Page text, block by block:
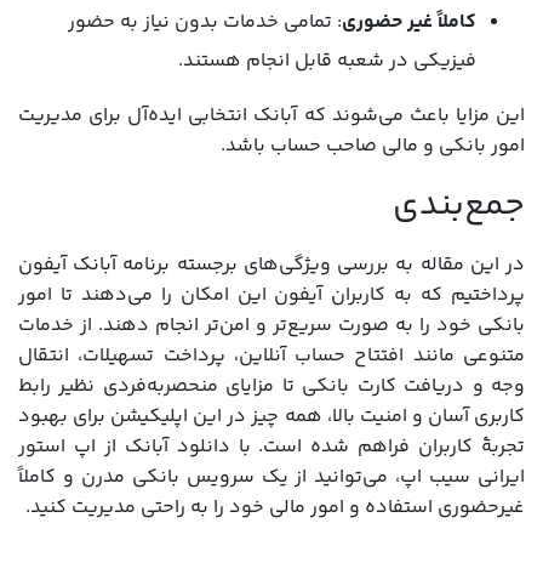
کاملاً غیر حضوری: تمامی خدمات بدون نیاز به حضور
فیزیکی در شعبه قابل انجام هستند.
این مزایا باعث می‌شوند که آبانک انتخابی ایده‌آل برای مدیریت
امور بانکی و مالی صاحب حساب باشد.
جمع‌بندی
در این مقاله به بررسی ویژگی‌های برجسته برنامه آبانک آیفون
پرداختیم که به کاربران آیفون این امکان را می‌دهند تا امور
بانکی خود را به صورت سریع‌تر و امن‌تر انجام دهند. از خدمات
متنوعی مانند افتتاح حساب آنلاین، پرداخت تسهیلات، انتقال
وجه و دریافت کارت بانکی تا مزایای منحصربه‌فردی نظیر رابط
کاربری آسان و امنیت بالا، همه چیز در این اپلیکیشن برای بهبود
تجربۀ کاربران فراهم شده است. با دانلود آبانک از اپ استور
ایرانی سیب اپ، می‌توانید از یک سرویس بانکی مدرن و کاملاً
غیرحضوری استفاده و امور مالی خود را به راحتی مدیریت کنید.